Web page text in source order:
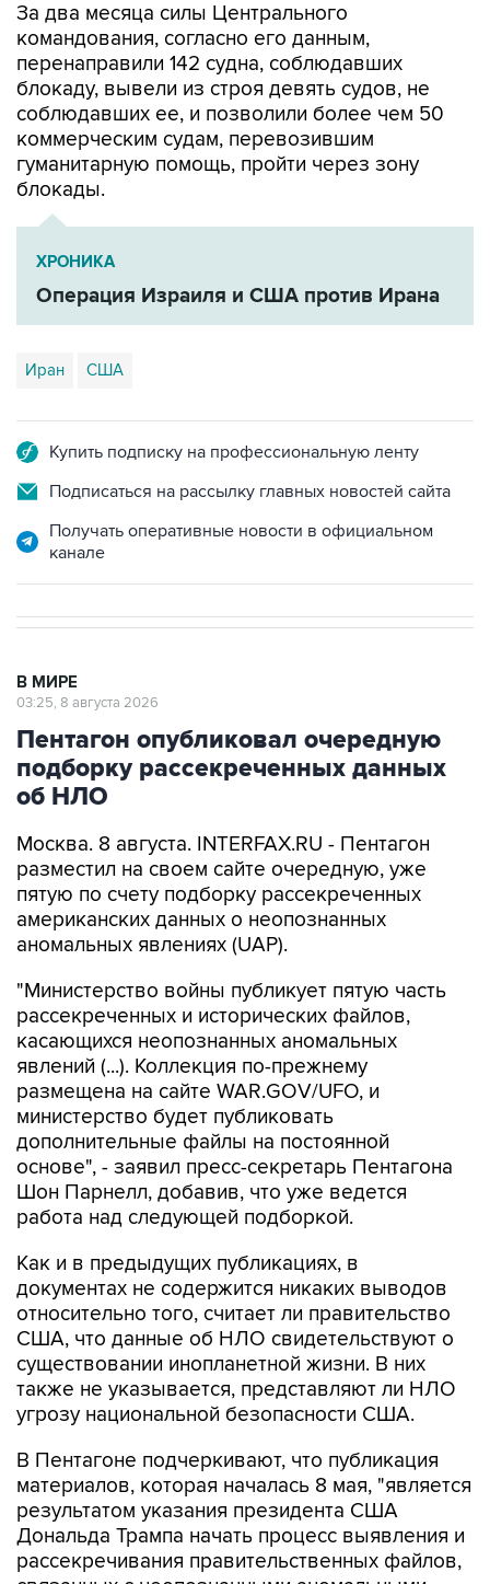
За два месяца силы Центрального
командования, согласно его данным,
перенаправили 142 судна, соблюдавших
блокаду, вывели из строя девять судов, не
соблюдавших ее, и позволили более чем 50
коммерческим судам, перевозившим
гуманитарную помощь, пройти через зону
блокады.
ХРОНИКА
Операция Израиля и США против Ирана
Иран США
Купить подписку на профессиональную ленту
Подписаться на рассылку главных новостей сайта
Получать оперативные новости в официальном
канале
В МИРЕ
03:25, 8 августа 2026
Пентагон опубликовал очередную
подборку рассекреченных данных
об НЛО
Москва. 8 августа. INTERFAX.RU - Пентагон
разместил на своем сайте очередную, уже
пятую по счету подборку рассекреченных
американских данных о неопознанных
аномальных явлениях (UAP).
"Министерство войны публикует пятую часть
рассекреченных и исторических файлов,
касающихся неопознанных аномальных
явлений (...). Коллекция по-прежнему
размещена на сайте WAR.GOV/UFO, и
министерство будет публиковать
дополнительные файлы на постоянной
основе", - заявил пресс-секретарь Пентагона
Шон Парнелл, добавив, что уже ведется
работа над следующей подборкой.
Как и в предыдущих публикациях, в
документах не содержится никаких выводов
относительно того, считает ли правительство
США, что данные об НЛО свидетельствуют о
существовании инопланетной жизни. В них
также не указывается, представляют ли НЛО
угрозу национальной безопасности США.
В Пентагоне подчеркивают, что публикация
материалов, которая началась 8 мая, "является
результатом указания президента США
Дональда Трампа начать процесс выявления и
рассекречивания правительственных файлов,